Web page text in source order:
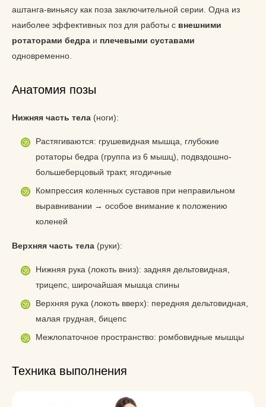
аштанга-виньясу как поза заключительной серии. Одна из
наиболее эффективных поз для работы с внешними
ротаторами бедра и плечевыми суставами
одновременно.
Анатомия позы
Нижняя часть тела (ноги):
Растягиваются: грушевидная мышца, глубокие
ротаторы бедра (группа из 6 мышц), подвздошно-
большеберцовый тракт, ягодичные
Компрессия коленных суставов при неправильном
выравнивании → особое внимание к положению
коленей
Верхняя часть тела (руки):
Нижняя рука (локоть вниз): задняя дельтовидная,
трицепс, широчайшая мышца спины
Верхняя рука (локоть вверх): передняя дельтовидная,
малая грудная, бицепс
Межлопаточное пространство: ромбовидные мышцы
Техника выполнения